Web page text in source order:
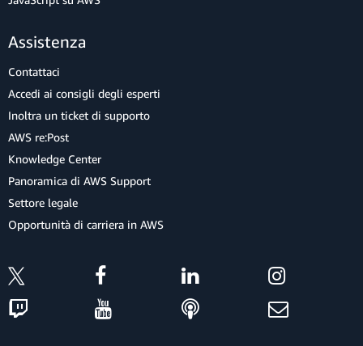
Assistenza
Contattaci
Accedi ai consigli degli esperti
Inoltra un ticket di supporto
AWS re:Post
Knowledge Center
Panoramica di AWS Support
Settore legale
Opportunità di carriera in AWS